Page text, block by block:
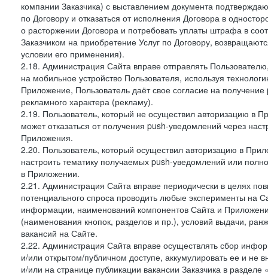
компании Заказчика) с выставлением документа
по Договору и отказаться от исполнения Договора в
о расторжении Договора и потребовать уплаты штрафа в
Заказчиком на приобретение Услуг по Договору,
условии его применения).
2.18. Администрация Сайта вправе отправлять
на мобильное устройство Пользователя, используя
Приложение, Пользователь даёт свое согласие на
рекламного характера (рекламу).
2.19. Пользователь, который не осуществил авторизацию в
может отказаться от получения push-уведомлений через
Приложения.
2.20. Пользователь, который осуществил авторизацию в
настроить тематику получаемых push-уведомлений или
в Приложении.
2.21. Администрация Сайта вправе периодически в целях
потенциального спроса проводить любые эксперименты на
информации, наименований компонентов Сайта и
(наименования кнопок, разделов и пр.), условий выдачи,
вакансий на Сайте.
2.22. Администрация Сайта вправе осуществлять сбор
и/или открытом/публичном доступе, аккумулировать ее и не
и/или на странице публикации вакансии Заказчика в